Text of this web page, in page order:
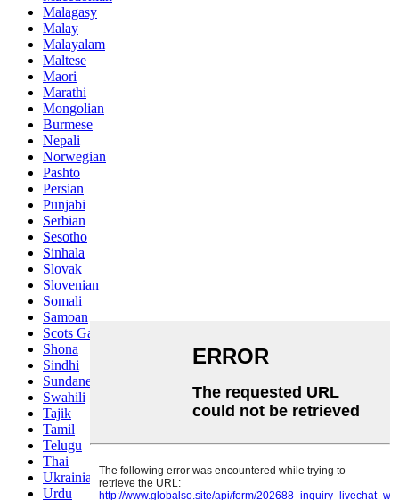
Malagasy
Malay
Malayalam
Maltese
Maori
Marathi
Mongolian
Burmese
Nepali
Norwegian
Pashto
Persian
Punjabi
Serbian
Sesotho
Sinhala
Slovak
Slovenian
Somali
Samoan
Scots Gaelic
Shona
Sindhi
Sundanese
Swahili
Tajik
Tamil
Telugu
Thai
Ukrainian
Urdu